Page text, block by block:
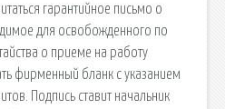
гарантийное письмо о
для освобожденного по
о приеме на работу
фирменный бланк с указанием
Подпись ставит начальник